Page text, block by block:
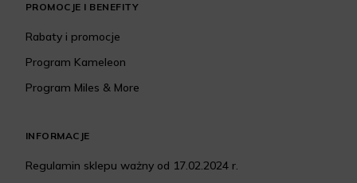
PROMOCJE I BENEFITY
Rabaty i promocje
Program Kameleon
Program Miles & More
INFORMACJE
Regulamin sklepu ważny od 17.02.2024 r.